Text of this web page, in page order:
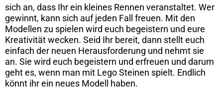
sich an, dass Ihr ein kleines Rennen veranstaltet. Wer
gewinnt, kann sich auf jeden Fall freuen. Mit den
Modellen zu spielen wird euch begeistern und eure
Kreativität wecken. Seid Ihr bereit, dann stellt euch
einfach der neuen Herausforderung und nehmt sie
an. Sie wird euch begeistern und erfreuen und darum
geht es, wenn man mit Lego Steinen spielt. Endlich
könnt ihr ein neues Modell haben.